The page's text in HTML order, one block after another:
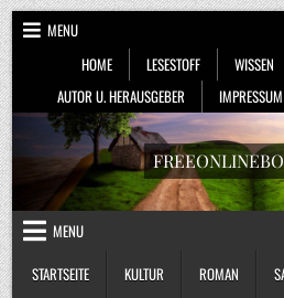
Skip
to
content
MENU
HOME
LESESTOFF WISSEN
AUTOR U. HERAUSGEBER
MENU
STARTSEITE
KULTUR ROMAN